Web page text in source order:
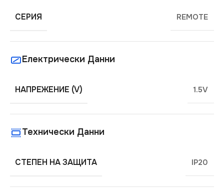
СЕРИЯ REMOTE
Електрически Данни
НАПРЕЖЕНИЕ (V) 1.5V
Технически Данни
СТЕПЕН НА ЗАЩИТА IP20